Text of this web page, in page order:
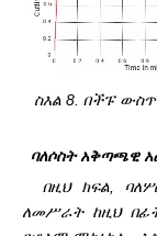
ስእል 8. በችፑ ውስጥ
ባለሶስት አቅጣጫዊ
በዚህ ክፍል,
ለመሥራት ከዚህ